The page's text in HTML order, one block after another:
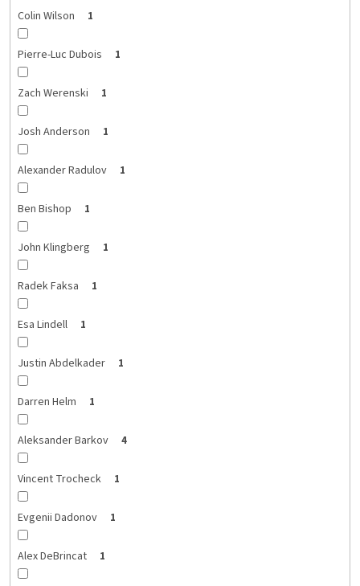
Colin Wilson 1
Pierre-Luc Dubois 1
Zach Werenski 1
Josh Anderson 1
Alexander Radulov 1
Ben Bishop 1
John Klingberg 1
Radek Faksa 1
Esa Lindell 1
Justin Abdelkader 1
Darren Helm 1
Aleksander Barkov 4
Vincent Trocheck 1
Evgenii Dadonov 1
Alex DeBrincat 1